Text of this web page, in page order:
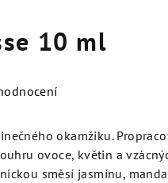
10 ml
okamžiku.
ovoce, květin a
směsí jasmínu,